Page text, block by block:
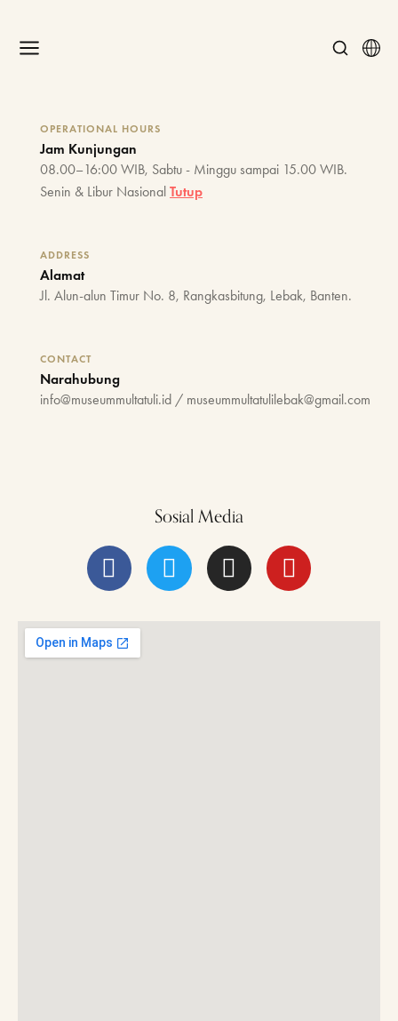
OPERATIONAL HOURS
Jam Kunjungan
08.00–16:00 WIB, Sabtu - Minggu sampai 15.00 WIB.
Senin & Libur Nasional Tutup
ADDRESS
Alamat
Jl. Alun-alun Timur No. 8, Rangkasbitung, Lebak, Banten.
CONTACT
Narahubung
info@museummultatuli.id / museummultatulilebak@gmail.com
Sosial Media